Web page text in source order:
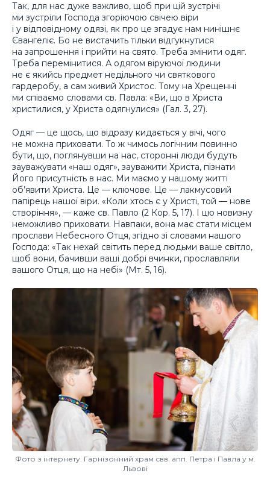
Так, для нас дуже важливо, щоб при цій зустрічі
ми зустріли Господа згоріючою свічею віри
і у відповідному одязі, як про це згадує нам нинішнє
Євангеліє. Бо не вистачить тільки відгукнутися
на запрошення і прийти на свято. Треба змінити одяг.
Треба перемінитися. А одягом віруючої людини
не є якийсь предмет недільного чи святкового
гардеробу, а сам живий Христос. Тому на Хрещенні
ми співаємо словами св. Павла: «Ви, що в Христа
христилися, у Христа одягнулися» (Гал. 3, 27).
Одяг — це щось, що відразу кидається у вічі, чого
не можна приховати. То ж чимось логічним повинно
бути, що, поглянувши на нас, сторонні люди будуть
зауважувати «наш одяг», зауважити Христа, пізнати
Його присутність в нас. Ми маємо у нашому житті
об’явити Христа. Це — ключове. Це — лакмусовий
папірець нашої віри. «Коли хтось є у Христі, той — нове
створіння», — каже св. Павло (2 Кор. 5, 17). І цю новизну
неможливо приховати. Навпаки, вона має стати місцем
прослави Небесного Отця, згідно зі словами нашого
Господа: «Так нехай світить перед людьми ваше світло,
щоб вони, бачивши ваші добрі вчинки, прославляли
вашого Отця, що на небі» (Мт. 5, 16).
Фото з інтернету. Гарнізонний храм свв. апп. Петра і Павла у м.
Львові